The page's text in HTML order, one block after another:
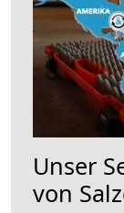
Unser
von